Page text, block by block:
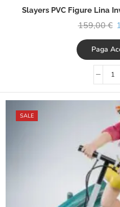
Slayers PVC Figure Lina
159,00€
Paga
SALE